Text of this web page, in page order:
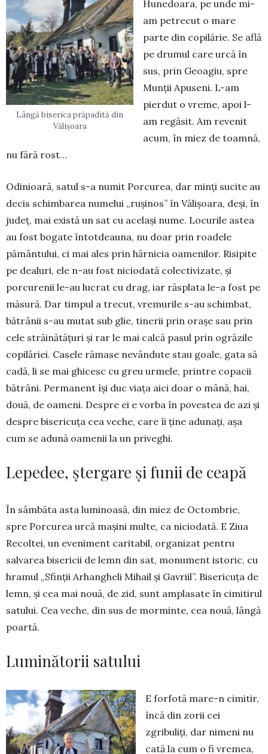
Lângă biserica prăpadită din
Vălișoara
Hunedoara, pe unde mi-
am petrecut o mare
parte din copilărie. Se află
pe drumul care urcă în
sus, prin Geoagiu, spre
Munții Apuseni. L-am
pierdut o vreme, apoi l-
am regăsit. Am revenit
acum, în miez de toamnă,
nu fără rost…
Odinioară, satul s-a numit Porcurea, dar minți sucite au
decis schimbarea numelui „rușinos” în Vălișoara, deși, în
județ, mai există un sat cu același nume. Locurile astea
au fost bogate întotdeauna, nu doar prin roadele
pământului, ci mai ales prin hărnicia oamenilor. Risipite
pe dealuri, ele n-au fost niciodată colectivizate, și
porcurenii le-au lucrat cu drag, iar răsplata le-a fost pe
măsură. Dar timpul a trecut, vremurile s-au schimbat,
bătrânii s-au mutat sub glie, tinerii prin orașe sau prin
cele străinătățuri și rar le mai calcă pasul prin ogrăzile
copilăriei. Casele rămase nevândute stau goale, gata să
cadă, li se mai ghicesc cu greu urmele, printre copacii
bătrâni. Permanent își duc viața aici doar o mână, hai,
două, de oameni. Despre ei e vorba în povestea de azi și
despre bisericuța cea veche, care îi ține adunați, așa
cum se adună oamenii la un priveghi.
Lepedee, ștergare și funii de ceapă
În sâmbăta asta luminoasă, din miez de Octombrie,
spre Porcurea urcă mașini multe, ca niciodată. E Ziua
Recoltei, un eveniment caritabil, organizat pentru
salvarea bisericii de lemn din sat, monument istoric, cu
hramul „Sfinții Arhangheli Mihail și Gavriil”. Bisericuța de
lemn, și cea mai nouă, de zid, sunt amplasate în cimitirul
satului. Cea veche, din sus de morminte, cea nouă, lângă
poartă.
Luminătorii satului
E forfotă mare-n cimitir,
încă din zorii cei
zgribuliți, dar nimeni nu
cată la cum o fi vremea,